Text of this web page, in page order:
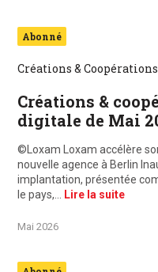
Abonné
Créations & Coopérations
Créations &
digitale de Mai
©Loxam Loxam accélère
nouvelle agence à Berlin
implantation, présentée
le pays,…
Lire la suite
Mai 2026